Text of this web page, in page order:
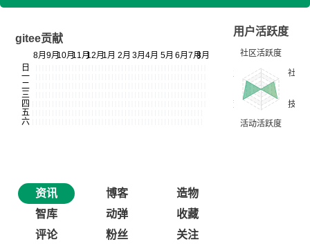
gitee贡献
用户活跃度
资讯 博客
造物
智库
动弹
收藏
评论
粉丝 关注